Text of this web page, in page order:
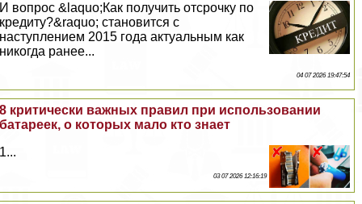
И вопрос &laquo;Как получить отсрочку по
кредиту?&raquo; становится с
наступлением 2015 года актуальным как
никогда ранее...
04 07 2026 19:47:54
8 критически важных правил при использовании
батареек, о которых мало кто знает
1...
03 07 2026 12:16:19